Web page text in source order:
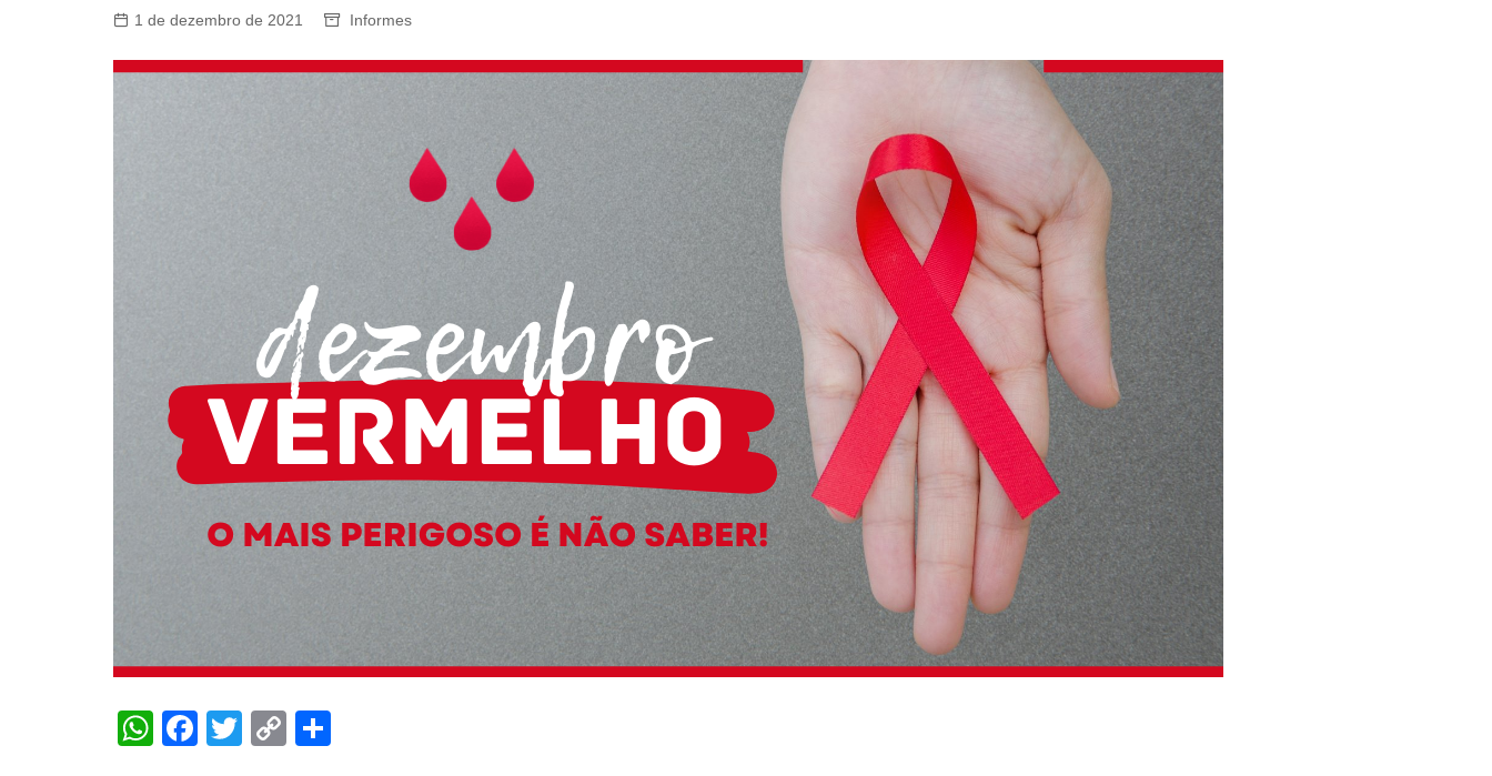
Linha de Crédito
Roupas e Moda
Material de Construção
Nivalmix
Odontologia
Ótica
Supermercado
1 de dezembro de 2021 Informes
W F
T
C